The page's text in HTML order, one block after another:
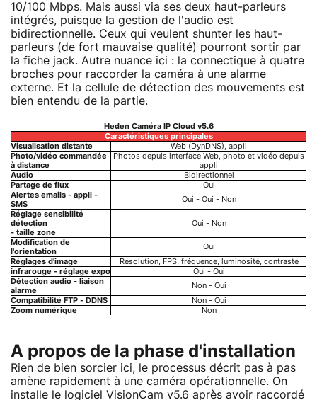
10/100 Mbps. Mais aussi via ses deux haut-parleurs
intégrés, puisque la gestion de l'audio est
bidirectionnelle. Ceux qui veulent shunter les haut-
parleurs (de fort mauvaise qualité) pourront sortir par
la fiche jack. Autre nuance ici : la connectique à quatre
broches pour raccorder la caméra à une alarme
externe. Et la cellule de détection des mouvements est
bien entendu de la partie.
Heden Caméra IP Cloud v5.6
Caractéristiques principales
Visualisation distante
Web (DynDNS), appli
Photo/vidéo commandée
à distance
Photos depuis interface Web, photo et vidéo depuis
appli
Audio
Bidirectionnel
Partage de flux
Oui
Alertes emails - appli -
SMS
Oui - Oui - Non
Réglage sensibilité
détection
- taille zone
Oui - Non
Modification de
l'orientation
Oui
Réglages d'image
Résolution, FPS, fréquence, luminosité, contraste
infrarouge - réglage expo
Oui - Oui
Détection audio - liaison
alarme
Non - Oui
Compatibilité FTP - DDNS
Non - Oui
Zoom numérique
Non
A propos de la phase d'installation
Rien de bien sorcier ici, le processus décrit pas à pas
amène rapidement à une caméra opérationnelle. On
installe le logiciel VisionCam v5.6 après avoir raccordé